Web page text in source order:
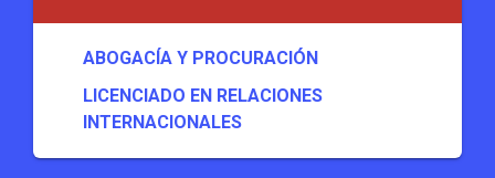
ABOGACÍA Y PROCURACIÓN
LICENCIADO EN RELACIONES
INTERNACIONALES